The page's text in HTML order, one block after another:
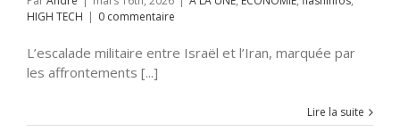
HIGH TECH | 0 commentaire
L’escalade militaire entre Israël et l’Iran, marquée par
les affrontements [...]
Lire la suite